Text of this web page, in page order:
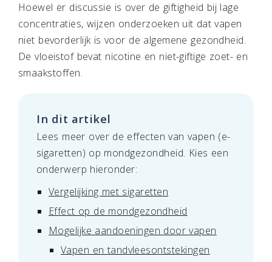
Hoewel er discussie is over de giftigheid bij lage
concentraties, wijzen onderzoeken uit dat vapen
niet bevorderlijk is voor de algemene gezondheid.
De vloeistof bevat nicotine en niet-giftige zoet- en
smaakstoffen.
In dit artikel
Lees meer over de effecten van vapen (e-
sigaretten) op mondgezondheid. Kies een
onderwerp hieronder:
Vergelijking met sigaretten
Effect op de mondgezondheid
Mogelijke aandoeningen door vapen
Vapen en tandvleesontstekingen